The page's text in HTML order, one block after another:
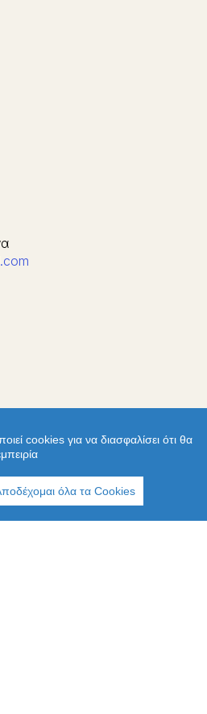
cookies για να διασφαλίσει ότι θα
όλα τα Cookies